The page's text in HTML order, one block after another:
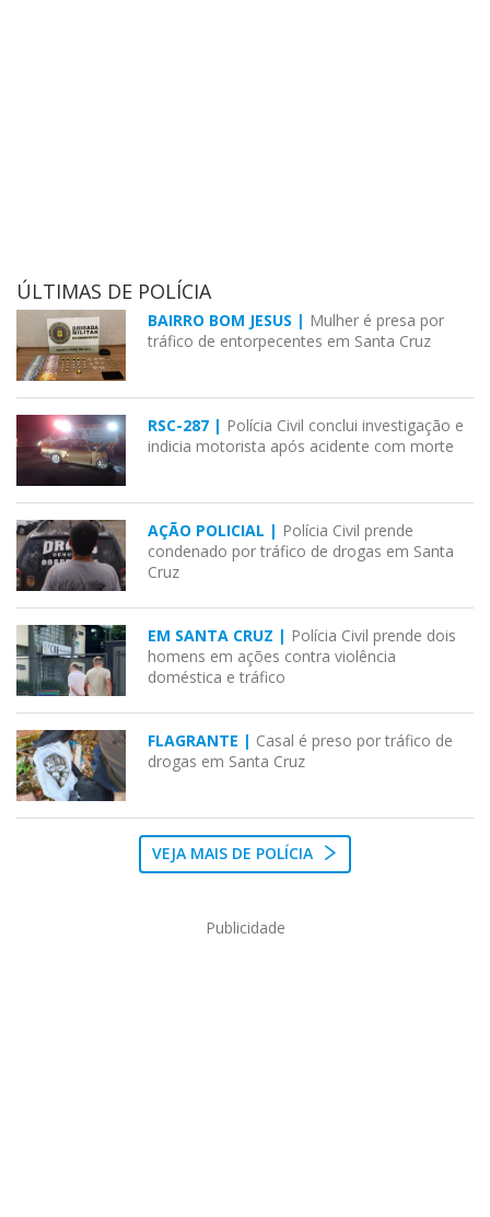
ÚLTIMAS DE POLÍCIA
BAIRRO BOM JESUS | Mulher é presa por
tráfico de entorpecentes em Santa Cruz
RSC-287 | Polícia Civil conclui investigação e
indicia motorista após acidente com morte
AÇÃO POLICIAL | Polícia Civil prende
condenado por tráfico de drogas em Santa
Cruz
EM SANTA CRUZ | Polícia Civil prende dois
homens em ações contra violência
doméstica e tráfico
FLAGRANTE | Casal é preso por tráfico de
drogas em Santa Cruz
VEJA MAIS DE POLÍCIA
Publicidade